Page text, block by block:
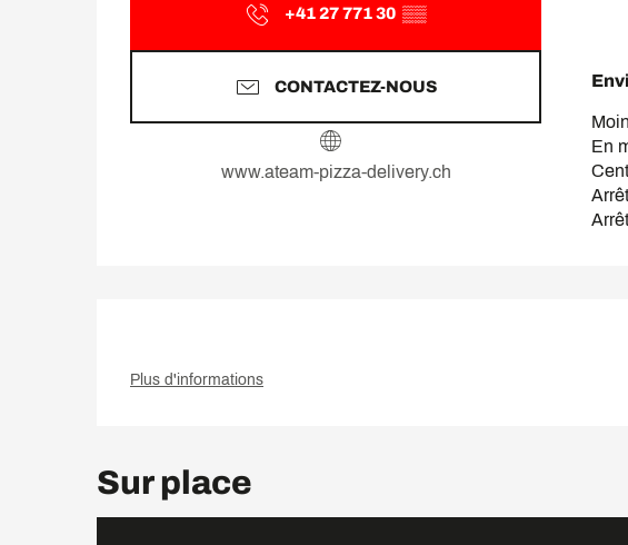
+41 27 771 30 ▒▒
CONTACTEZ-NOUS
www.ateam-pizza-delivery.ch
En
Plus d'informations
Sur place